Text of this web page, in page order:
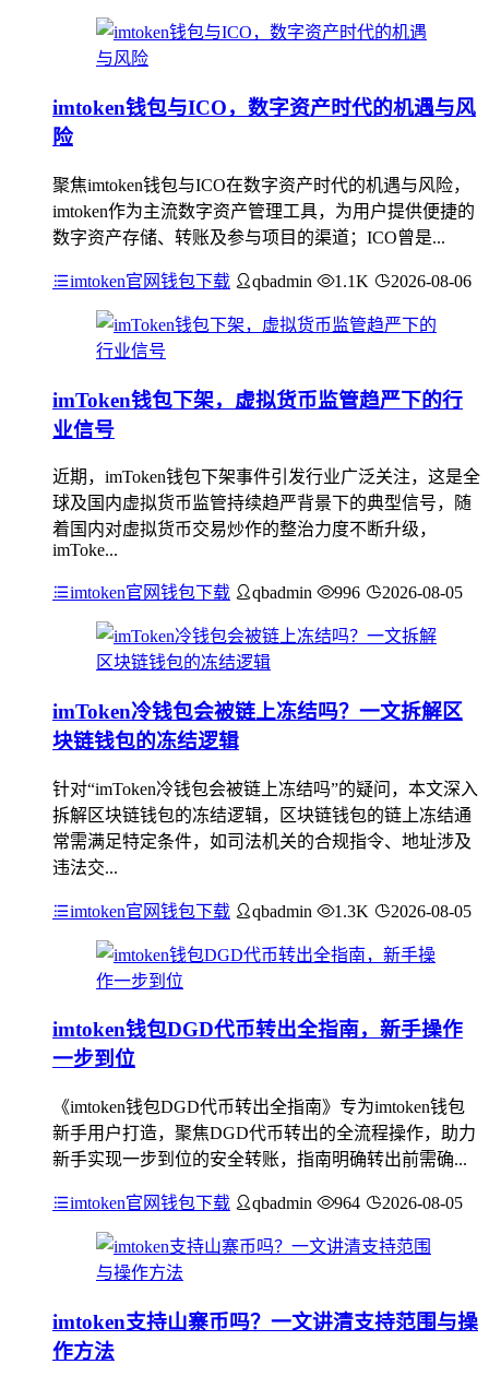
imtoken钱包与ICO，数字资产时代的机遇与风
险
聚焦imtoken钱包与ICO在数字资产时代的机遇与风险，
imtoken作为主流数字资产管理工具，为用户提供便捷的
数字资产存储、转账及参与项目的渠道；ICO曾是...
imtoken官网钱包下载 qbadmin 1.1K 2026-08-06
imToken钱包下架，虚拟货币监管趋严下的行
业信号
近期，imToken钱包下架事件引发行业广泛关注，这是全
球及国内虚拟货币监管持续趋严背景下的典型信号，随
着国内对虚拟货币交易炒作的整治力度不断升级，
imToke...
imtoken官网钱包下载 qbadmin 996 2026-08-05
imToken冷钱包会被链上冻结吗？一文拆解区
块链钱包的冻结逻辑
针对“imToken冷钱包会被链上冻结吗”的疑问，本文深入
拆解区块链钱包的冻结逻辑，区块链钱包的链上冻结通
常需满足特定条件，如司法机关的合规指令、地址涉及
违法交...
imtoken官网钱包下载 qbadmin 1.3K 2026-08-05
imtoken钱包DGD代币转出全指南，新手操作
一步到位
《imtoken钱包DGD代币转出全指南》专为imtoken钱包
新手用户打造，聚焦DGD代币转出的全流程操作，助力
新手实现一步到位的安全转账，指南明确转出前需确...
imtoken官网钱包下载 qbadmin 964 2026-08-05
imtoken支持山寨币吗？一文讲清支持范围与操
作方法